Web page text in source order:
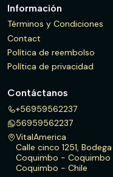
Información
Términos y Condiciones
Contact
Política de reembolso
Política de privacidad
Contáctanos
+56959562237
56959562237
VitalAmerica
Calle cinco 1251,
Coquimbo - Coquimbo
Coquimbo - Chile